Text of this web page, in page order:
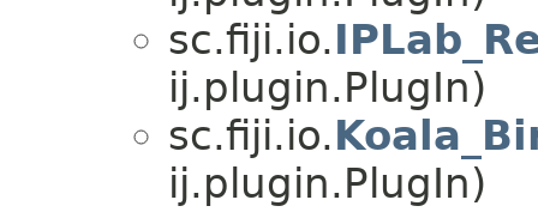
sc.fiji.io.
ij.plugin.PlugIn)
sc.fiji.io.
ij.plugin.PlugIn)